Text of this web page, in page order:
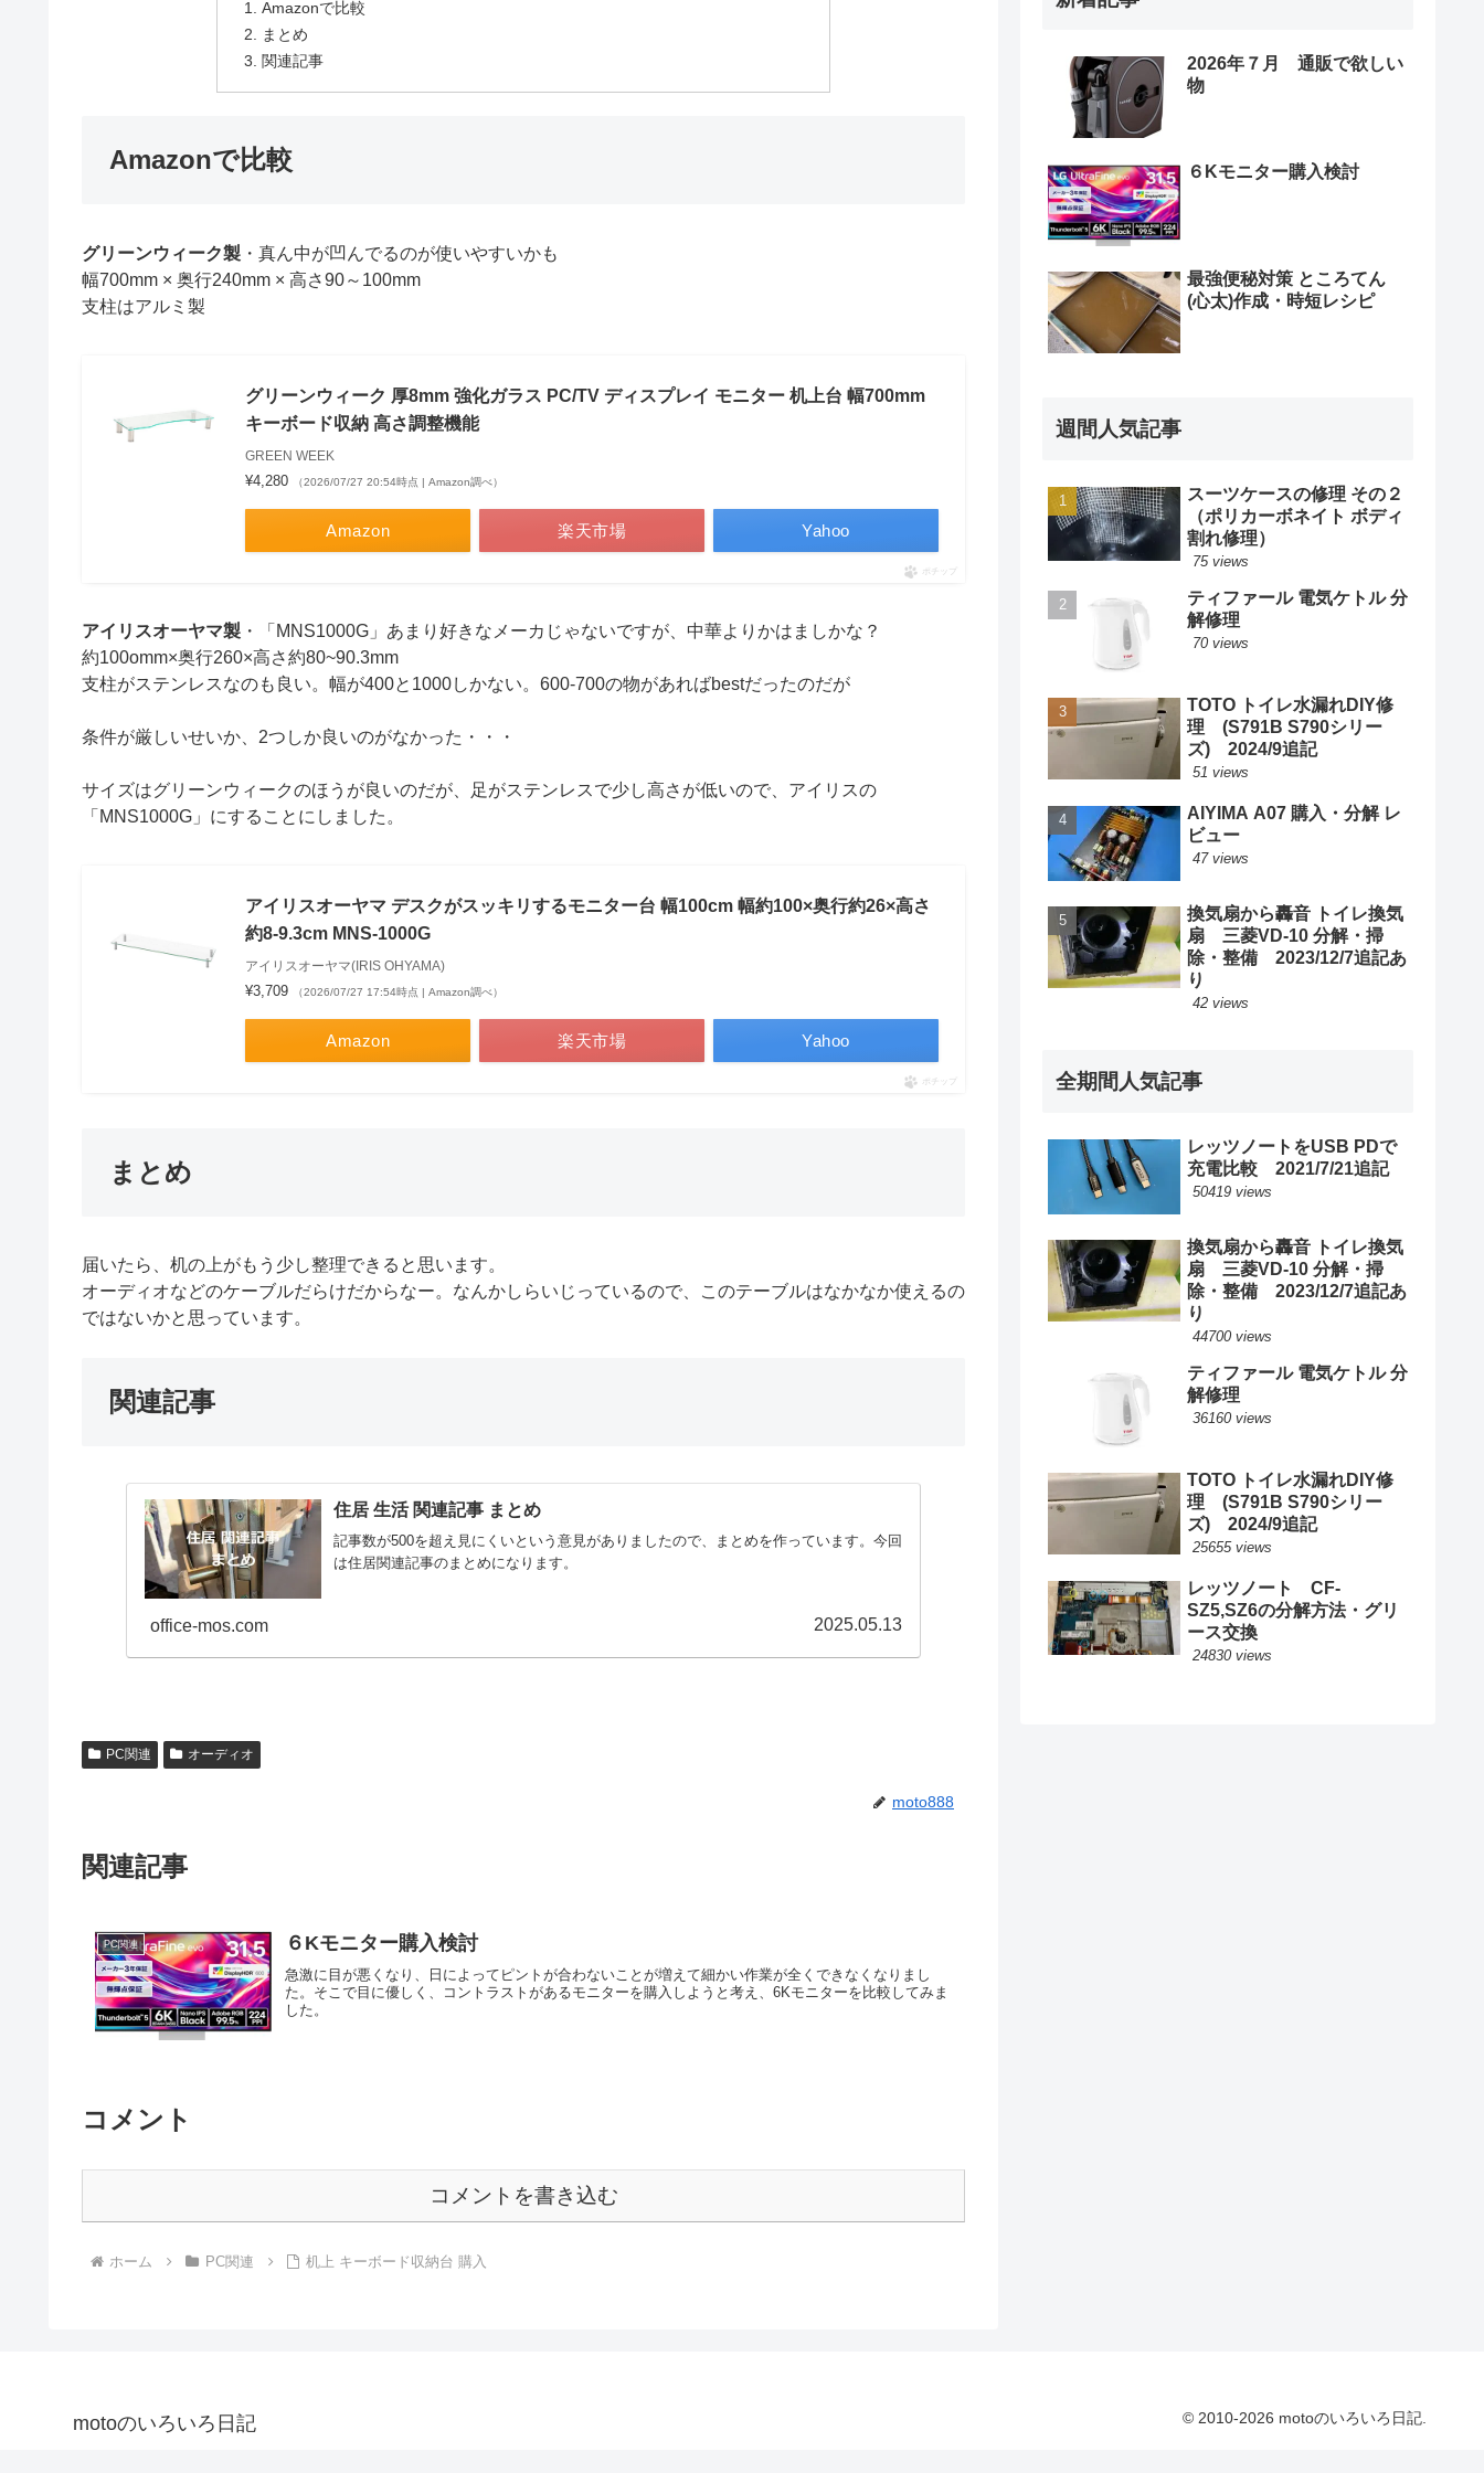
Amazonで比較
まとめ
関連記事
Amazonで比較
グリーンウィーク製 ・真ん中が凹んでるのが使いやすいかも
幅700mm × 奥行240mm × 高さ90～100mm
支柱はアルミ製
グリーンウィーク 厚8mm 強化ガラス PC/TV ディスプレイ モニター 机上台 幅700mm
キーボード収納 高さ調整機能
GREEN WEEK
¥4,280 （2026/07/27 20:54時点 | Amazon調べ）
Amazon 楽天市場 Yahoo
ポチップ
アイリスオーヤマ製 ・「MNS1000G」あまり好きなメーカじゃないですが、中華よりかはましかな？
約100omm×奥行260×高さ約80~90.3mm
支柱がステンレスなのも良い。幅が400と1000しかない。600-700の物があればbestだったのだが
条件が厳しいせいか、2つしか良いのがなかった・・・
サイズはグリーンウィークのほうが良いのだが、足がステンレスで少し高さが低いので、アイリスの
「MNS1000G」にすることにしました。
アイリスオーヤマ デスクがスッキリするモニター台 幅100cm 幅約100×奥行約26×高さ
約8-9.3cm MNS-1000G
アイリスオーヤマ(IRIS OHYAMA)
¥3,709 （2026/07/27 17:54時点 | Amazon調べ）
Amazon 楽天市場 Yahoo
ポチップ
まとめ
届いたら、机の上がもう少し整理できると思います。
オーディオなどのケーブルだらけだからなー。なんかしらいじっているので、このテーブルはなかなか使えるの
ではないかと思っています。
関連記事
住居 生活 関連記事 まとめ
記事数が500を超え見にくいという意見がありましたので、まとめを作っています。今回
は住居関連記事のまとめになります。
office-mos.com 2025.05.13
PC関連 オーディオ
moto888
関連記事
PC関連 ６Kモニター購入検討
急激に目が悪くなり、日によってピントが合わないことが増えて細かい作業が全くできなくなりまし
た。そこで目に優しく、コントラストがあるモニターを購入しようと考え、6Kモニターを比較してみま
した。
コメント
コメントを書き込む
ホーム PC関連 机上 キーボード収納台 購入
2026年７月 通販で欲しい
物
６Kモニター購入検討
最強便秘対策 ところてん
(心太)作成・時短レシピ
週間人気記事
スーツケースの修理 その２
（ポリカーボネイト ボディ
割れ修理）
75 views
ティファール 電気ケトル 分
解修理
70 views
TOTO トイレ水漏れDIY修
理 (S791B S790シリー
ズ) 2024/9追記
51 views
AIYIMA A07 購入・分解 レ
ビュー
47 views
換気扇から轟音 トイレ換気
扇 三菱VD-10 分解・掃
除・整備 2023/12/7追記あ
り
42 views
全期間人気記事
レッツノートをUSB PDで
充電比較 2021/7/21追記
50419 views
換気扇から轟音 トイレ換気
扇 三菱VD-10 分解・掃
除・整備 2023/12/7追記あ
り
44700 views
ティファール 電気ケトル 分
解修理
36160 views
TOTO トイレ水漏れDIY修
理 (S791B S790シリー
ズ) 2024/9追記
25655 views
レッツノート CF-
SZ5,SZ6の分解方法・グリ
ース交換
24830 views
motoのいろいろ日記 © 2010-2026 motoのいろいろ日記.